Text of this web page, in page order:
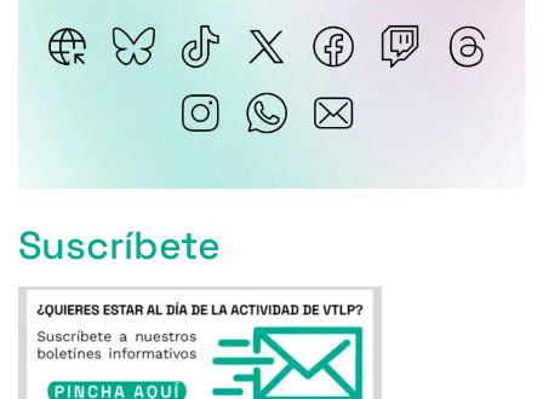
Suscríbete